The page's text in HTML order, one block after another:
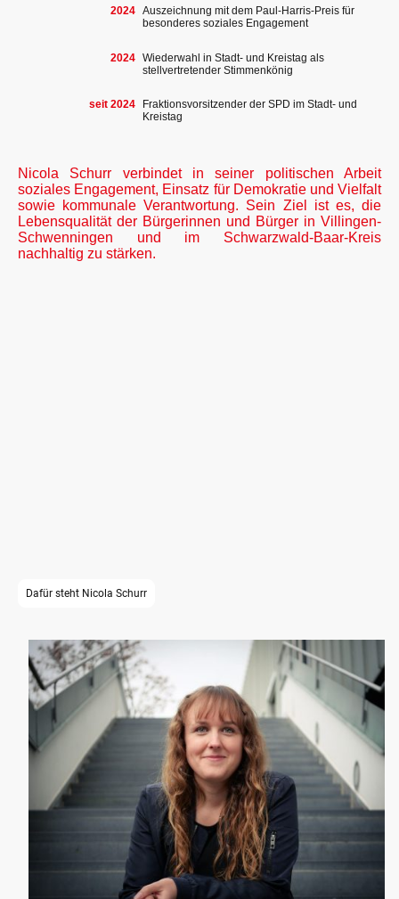
2024 Auszeichnung mit dem Paul-Harris-Preis für
besonderes soziales Engagement
2024 Wiederwahl in Stadt- und Kreistag als
stellvertretender Stimmenkönig
seit 2024
Fraktionsvorsitzender der SPD im Stadt- und
Kreistag
Nicola Schurr verbindet in seiner politischen Arbeit
soziales Engagement, Einsatz für Demokratie und Vielfalt
sowie kommunale Verantwortung. Sein Ziel ist es, die
Lebensqualität der Bürgerinnen und Bürger in Villingen-
Schwenningen und im Schwarzwald-Baar-Kreis
nachhaltig zu stärken.
Dafür steht Nicola Schurr